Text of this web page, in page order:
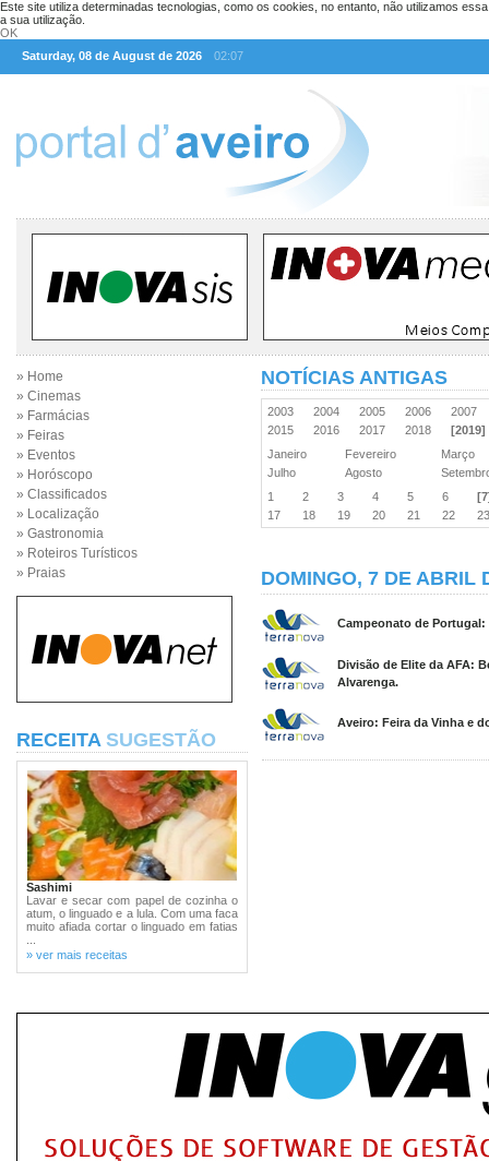
Este site utiliza determinadas tecnologias, como os cookies, no entanto, não utilizamos
a sua utilização.
OK
Saturday, 08 de August de 2026
02:07
» Home
» Cinemas
» Farmácias
» Feiras
» Eventos
» Horóscopo
» Classificados
» Localização
» Gastronomia
» Roteiros Turísticos
» Praias
RECEITA SUGESTÃO
Sashimi
Lavar e secar com papel de cozinha o
atum, o linguado e a lula. Com uma faca
muito afiada cortar o linguado em fatias
» ver mais receitas
NOTÍCIAS ANTIGAS
2003 2004 2005 2006
2007
2015
2016 2017 2018
[2019]
Janeiro
Fevereiro
Março
Julho
Agosto
1
2 3 4 5 6
17
18 19 20 21 22
DOMINGO, 7 DE ABRIL
Campeonato de Portugal:
Divisão de Elite da AFA:
Alvarenga.
Aveiro: Feira da Vinha e